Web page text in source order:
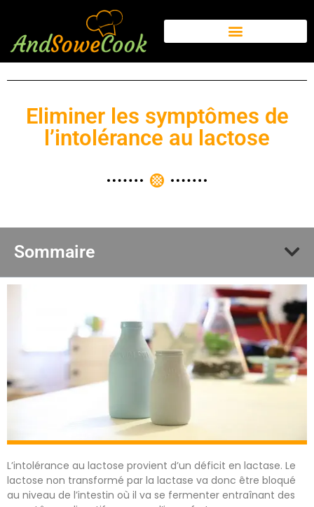
Eliminer les symptômes de
l’intolérance au lactose
Sommaire
L’intolérance au lactose provient d’un déficit en lactase. Le
lactose non transformé par la lactase va donc être bloqué
au niveau de l’intestin où il va se fermenter entraînant des